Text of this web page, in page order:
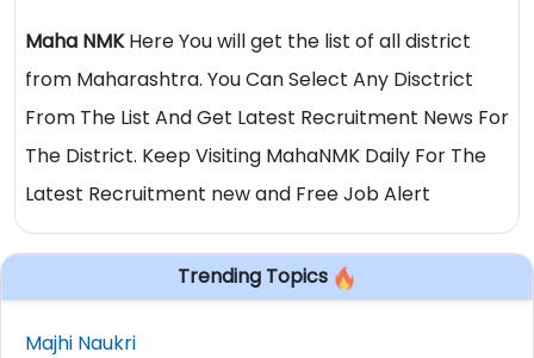
Maha NMKHere You will get the list of all district
from Maharashtra. You Can Select Any Disctrict
From The List And Get Latest Recruitment News For
The District. Keep Visiting MahaNMK Daily For The
Latest Recruitment new and Free Job Alert
Trending Topics
Majhi Naukri